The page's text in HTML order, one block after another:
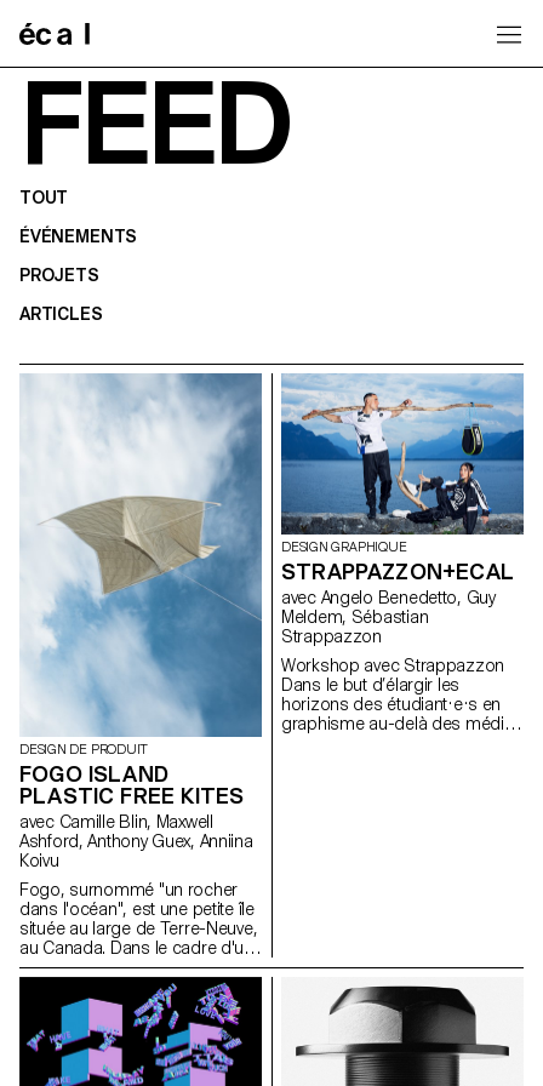
FEED
TOUT
ÉVÉNEMENTS
PROJETS
ARTICLES
DESIGN DE PRODUIT
FOGO ISLAND
PLASTIC FREE KITES
avec Camille Blin, Maxwell
Ashford, Anthony Guex, Anniina
Koivu
Fogo, surnommé "un rocher
dans l'océan", est une petite île
située au large de Terre-Neuve,
au Canada. Dans le cadre d'un
projet semestriel plus vaste en
cours, les étudiants de 2e
année du Master Product
Design de l'ECAL ont participé
à un atelier court et amusant de
quelques jours, utilisant l'une
DESIGN GRAPHIQUE
STRAPPAZZON+ECAL
avec Angelo Benedetto, Guy
Meldem, Sébastian
Strappazzon
Workshop avec Strappazzon
Dans le but d’élargir les
horizons des étudiant·e·s en
graphisme au-delà des médias
collection capsule produite
en édition limitée. La collection
complète sera présentée et
mise en vente lors d’une soirée
exclusive le 15 décembre 2023